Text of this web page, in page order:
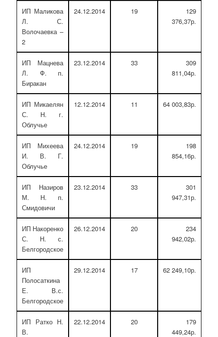
ИП Маликова
Л. С.
Волочаевка –
2
24.12.2014 19
129
376,37р.
ИП Мацнева
Л. Ф. п.
Биракан
23.12.2014 33
309
811,04р.
ИП Микаелян
С. Н. г.
Облучье
12.12.2014 11 64 003,83р.
ИП Михеева
И. В. Г.
Облучье
24.12.2014 19
198
854,16р.
ИП Назиров
М. Н. п.
Смидовичи
23.12.2014 33
301
947,31р.
ИП Накоренко
С. Н. с.
Белгородское
26.12.2014 20
234
942,02р.
ИП
Полосаткина
Е. В.с.
Белгородское
29.12.2014 17 62 249,10р.
ИП Ратко Н.
В.
22.12.2014 20
179
449,24р.